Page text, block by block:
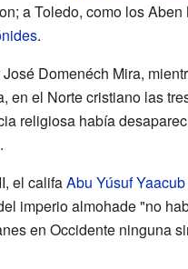
a Toledo, como los
.
Domenéch Mira,
en el Norte cristiano las
religiosa había
el califaAbu Yúsuf
imperio almohade "no
en Occidente ninguna